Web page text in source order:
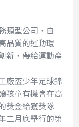
類型公司，自
品質的運動環
新，帶給運動產
廠盃少年足球錦
孩童有機會在高
獎金給獲獎隊
二月底舉行的第